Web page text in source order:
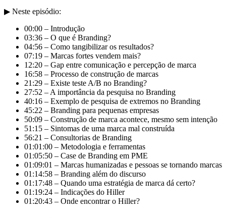
▶ Neste episódio:
00:00 – Introdução
03:36 – O que é Branding?
04:56 – Como tangibilizar os resultados?
07:19 – Marcas fortes vendem mais?
12:20 – Gap entre comunicação e percepção de marca
16:58 – Processo de construção de marcas
21:29 – Existe teste A/B no Branding?
27:52 – A importância da pesquisa no Branding
40:16 – Exemplo de pesquisa de extremos no Branding
45:22 – Branding para pequenas empresas
50:09 – Construção de marca acontece, mesmo sem intenção
51:15 – Sintomas de uma marca mal construída
56:21 – Consultorias de Branding
01:01:00 – Metodologia e ferramentas
01:05:50 – Case de Branding em PME
01:09:01 – Marcas humanizadas e pessoas se tornando marcas
01:14:58 – Branding além do discurso
01:17:48 – Quando uma estratégia de marca dá certo?
01:19:24 – Indicações do Hiller
01:20:43 – Onde encontrar o Hiller?